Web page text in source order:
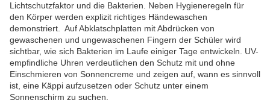
Lichtschutzfaktor und die Bakterien. Neben Hygieneregeln für
den Körper werden explizit richtiges Händewaschen
demonstriert. Auf Abklatschplatten mit Abdrücken von
gewaschenen und ungewaschenen Fingern der Schüler wird
sichtbar, wie sich Bakterien im Laufe einiger Tage entwickeln. UV-
empfindliche Uhren verdeutlichen den Schutz mit und ohne
Einschmieren von Sonnencreme und zeigen auf, wann es sinnvoll
ist, eine Käppi aufzusetzen oder Schutz unter einem
Sonnenschirm zu suchen.